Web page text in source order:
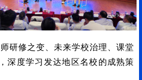
研修之变、未来学校治理、课堂
深度学习发达地区名校的成熟策